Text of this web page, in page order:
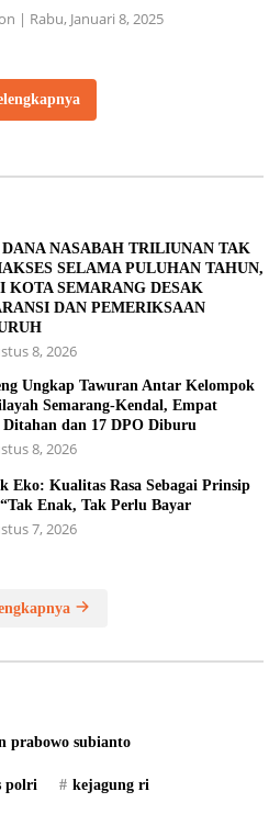
| Rabu, Januari 8, 2025
NASABAH TRILIUNAN TAK
SELAMA PULUHAN TAHUN,
KOTA SEMARANG DESAK
DAN PEMERIKSAAN
8, 2026
Ungkap Tawuran Antar Kelompok
Semarang-Kendal, Empat
Ditahan dan 17 DPO Diburu
8, 2026
Eko: Kualitas Rasa Sebagai Prinsip
Enak, Tak Perlu Bayar
7, 2026
prabowo subianto
polri kejagung ri